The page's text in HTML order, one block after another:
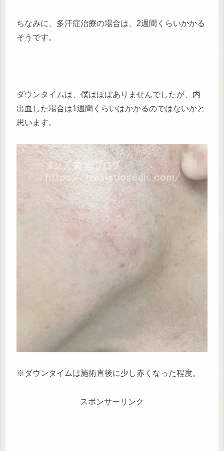
ちなみに、多汗症治療の場合は、2週間くらいかかる
そうです。
ダウンタイムは、僕はほぼありませんでしたが、内
出血した場合は1週間くらいはかかるのではないかと
思います。
※ダウンタイムは施術直後に少し赤くなった程度。
スポンサーリンク